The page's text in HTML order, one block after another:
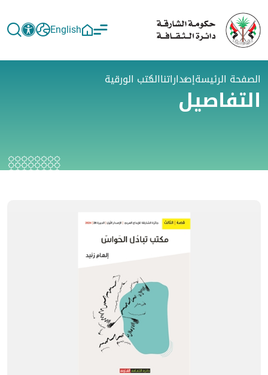
English
الصفحة الرئيسةإصداراتناالكتب الورقية
التفاصيل